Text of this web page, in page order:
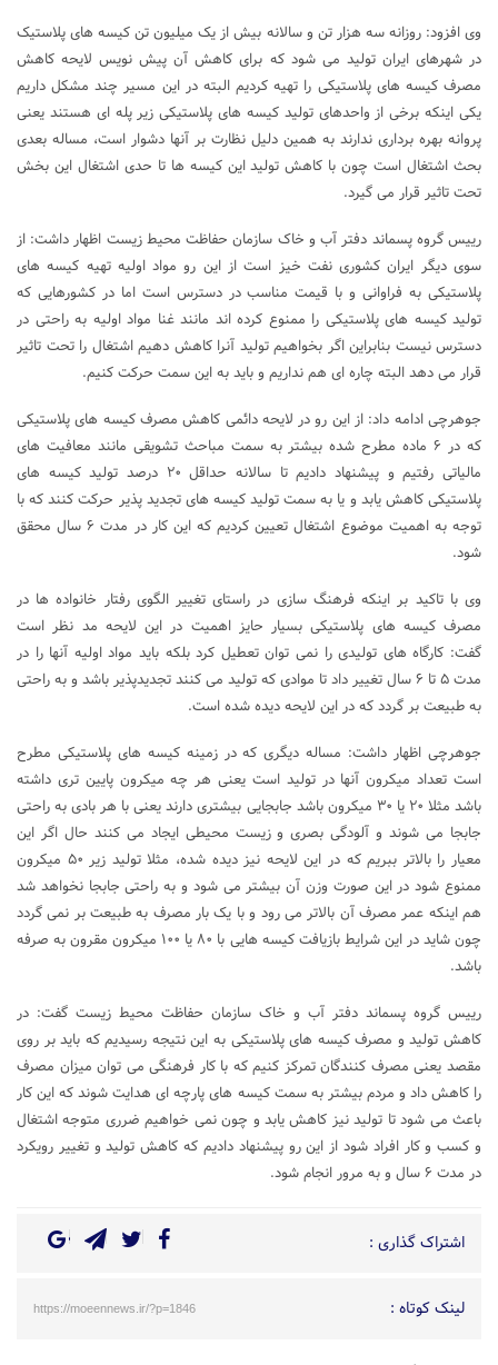
وی افزود: روزانه سه هزار تن و سالانه بیش از یک میلیون تن کیسه های پلاستیک
در شهرهای ایران تولید می شود که برای کاهش آن پیش نویس لایحه کاهش
مصرف کیسه های پلاستیکی را تهیه کردیم البته در این مسیر چند مشکل داریم
یکی اینکه برخی از واحدهای تولید کیسه های پلاستیکی زیر پله ای هستند یعنی
پروانه بهره برداری ندارند به همین دلیل نظارت بر آنها دشوار است، مساله بعدی
بحث اشتغال است چون با کاهش تولید این کیسه ها تا حدی اشتغال این بخش
تحت تاثیر قرار می گیرد.
رییس گروه پسماند دفتر آب و خاک سازمان حفاظت محیط زیست اظهار داشت: از
سوی دیگر ایران کشوری نفت خیز است از این رو مواد اولیه تهیه کیسه های
پلاستیکی به فراوانی و با قیمت مناسب در دسترس است اما در کشورهایی که
تولید کیسه های پلاستیکی را ممنوع کرده اند مانند غنا مواد اولیه به راحتی در
دسترس نیست بنابراین اگر بخواهیم تولید آنرا کاهش دهیم اشتغال را تحت تاثیر
قرار می دهد البته چاره ای هم نداریم و باید به این سمت حرکت کنیم.
جوهرچی ادامه داد: از این رو در لایحه دائمی کاهش مصرف کیسه های پلاستیکی
که در ۶ ماده مطرح شده بیشتر به سمت مباحث تشویقی مانند معافیت های
مالیاتی رفتیم و پیشنهاد دادیم تا سالانه حداقل ۲۰ درصد تولید کیسه های
پلاستیکی کاهش یابد و یا به سمت تولید کیسه های تجدید پذیر حرکت کنند که با
توجه به اهمیت موضوع اشتغال تعیین کردیم که این کار در مدت ۶ سال محقق
شود.
وی با تاکید بر اینکه فرهنگ سازی در راستای تغییر الگوی رفتار خانواده ها در
مصرف کیسه های پلاستیکی بسیار حایز اهمیت در این لایحه مد نظر است
گفت: کارگاه های تولیدی را نمی توان تعطیل کرد بلکه باید مواد اولیه آنها را در
مدت ۵ تا ۶ سال تغییر داد تا موادی که تولید می کنند تجدیدپذیر باشد و به راحتی
به طبیعت بر گردد که در این لایحه دیده شده است.
جوهرچی اظهار داشت: مساله دیگری که در زمینه کیسه های پلاستیکی مطرح
است تعداد میکرون آنها در تولید است یعنی هر چه میکرون پایین تری داشته
باشد مثلا ۲۰ یا ۳۰ میکرون باشد جابجایی بیشتری دارند یعنی با هر بادی به راحتی
جابجا می شوند و آلودگی بصری و زیست محیطی ایجاد می کنند حال اگر این
معیار را بالاتر ببریم که در این لایحه نیز دیده شده، مثلا تولید زیر ۵۰ میکرون
ممنوع شود در این صورت وزن آن بیشتر می شود و به راحتی جابجا نخواهد شد
هم اینکه عمر مصرف آن بالاتر می رود و با یک بار مصرف به طبیعت بر نمی گردد
چون شاید در این شرایط بازیافت کیسه هایی با ۸۰ یا ۱۰۰ میکرون مقرون به صرفه
باشد.
رییس گروه پسماند دفتر آب و خاک سازمان حفاظت محیط زیست گفت: در
کاهش تولید و مصرف کیسه های پلاستیکی به این نتیجه رسیدیم که باید بر روی
مقصد یعنی مصرف کنندگان تمرکز کنیم که با کار فرهنگی می توان میزان مصرف
را کاهش داد و مردم بیشتر به سمت کیسه های پارچه ای هدایت شوند که این کار
باعث می شود تا تولید نیز کاهش یابد و چون نمی خواهیم ضرری متوجه اشتغال
و کسب و کار افراد شود از این رو پیشنهاد دادیم که کاهش تولید و تغییر رویکرد
در مدت ۶ سال و به مرور انجام شود.
اشتراک گذاری :
لینک کوتاه : https://moeennews.ir/?p=1846